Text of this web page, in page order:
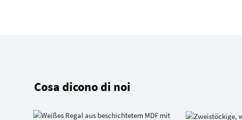
Cosa dicono di noi